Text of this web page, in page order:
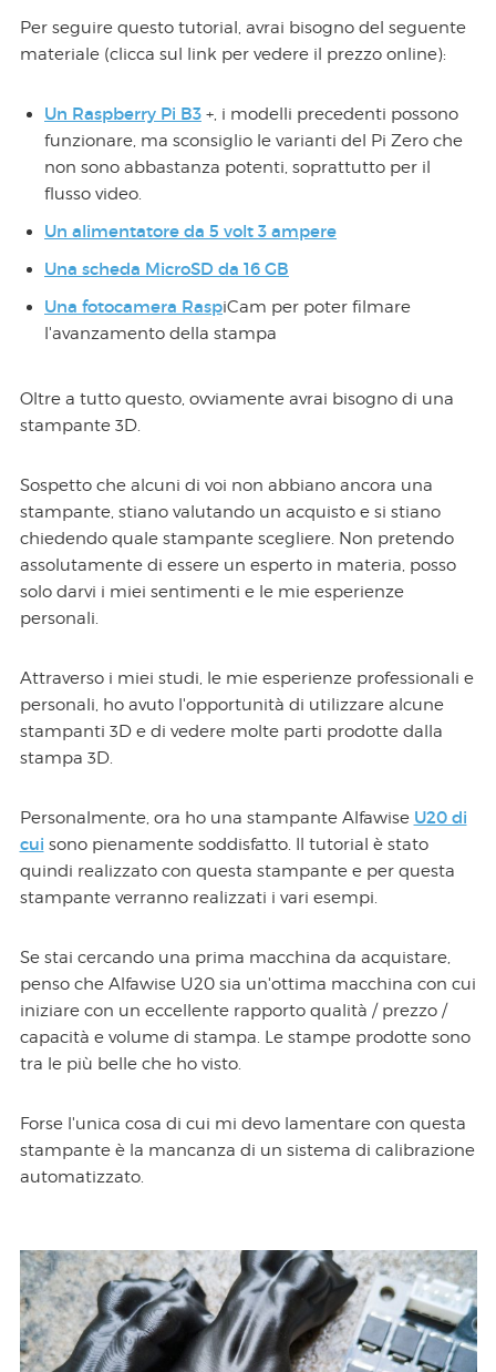
Per seguire questo tutorial, avrai bisogno del seguente
materiale (clicca sul link per vedere il prezzo online):
Un Raspberry Pi B3 +, i modelli precedenti possono
funzionare, ma sconsiglio le varianti del Pi Zero che
non sono abbastanza potenti, soprattutto per il
flusso video.
Un alimentatore da 5 volt 3 ampere
Una scheda MicroSD da 16 GB
Una fotocamera RaspiCam per poter filmare
l'avanzamento della stampa
Oltre a tutto questo, ovviamente avrai bisogno di una
stampante 3D.
Sospetto che alcuni di voi non abbiano ancora una
stampante, stiano valutando un acquisto e si stiano
chiedendo quale stampante scegliere. Non pretendo
assolutamente di essere un esperto in materia, posso
solo darvi i miei sentimenti e le mie esperienze
personali.
Attraverso i miei studi, le mie esperienze professionali e
personali, ho avuto l'opportunità di utilizzare alcune
stampanti 3D e di vedere molte parti prodotte dalla
stampa 3D.
Personalmente, ora ho una stampante Alfawise U20 di
cui sono pienamente soddisfatto. Il tutorial è stato
quindi realizzato con questa stampante e per questa
stampante verranno realizzati i vari esempi.
Se stai cercando una prima macchina da acquistare,
penso che Alfawise U20 sia un'ottima macchina con cui
iniziare con un eccellente rapporto qualità / prezzo /
capacità e volume di stampa. Le stampe prodotte sono
tra le più belle che ho visto.
Forse l'unica cosa di cui mi devo lamentare con questa
stampante è la mancanza di un sistema di calibrazione
automatizzato.